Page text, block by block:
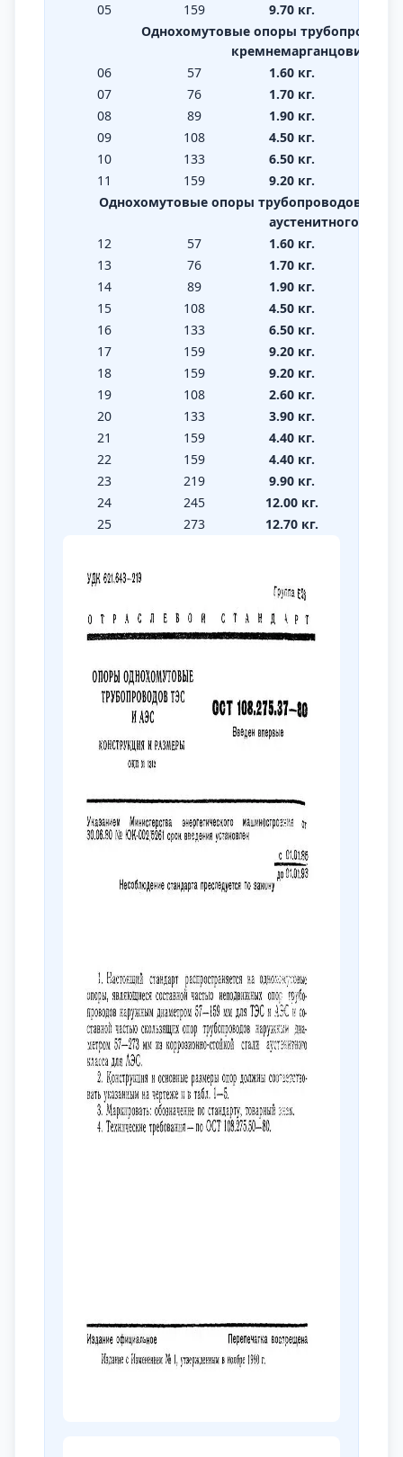
05
159 9.70 кг.
Однохомутовые опоры
кремнемарганцовистых
06
57 1.60 кг.
07
76 1.70 кг.
08
89 1.90 кг.
09
108 4.50 кг.
10
133 6.50 кг.
11
159 9.20 кг.
Однохомутовые опоры трубопроводов из
аустенитного
12
57 1.60 кг.
13
76 1.70 кг.
14
89 1.90 кг.
15
108 4.50 кг.
16
133 6.50 кг.
17
159 9.20 кг.
18
159 9.20 кг.
19
108 2.60 кг.
20
133 3.90 кг.
21
159 4.40 кг.
22
159 4.40 кг.
23
219 9.90 кг.
24
245 12.00 кг.
25
273 12.70 кг.